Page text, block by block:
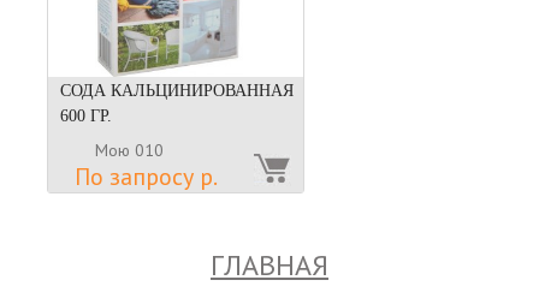
СОДА КАЛЬЦИНИРОВАННАЯ
600 ГР.
Мою 010
По запросу р.
ГЛАВНАЯ